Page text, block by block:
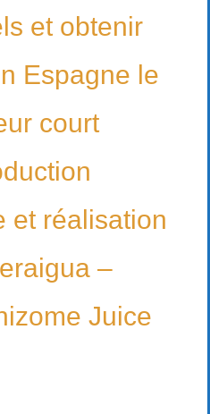
et obtenir
Espagne le
court
et réalisation
–
Juice